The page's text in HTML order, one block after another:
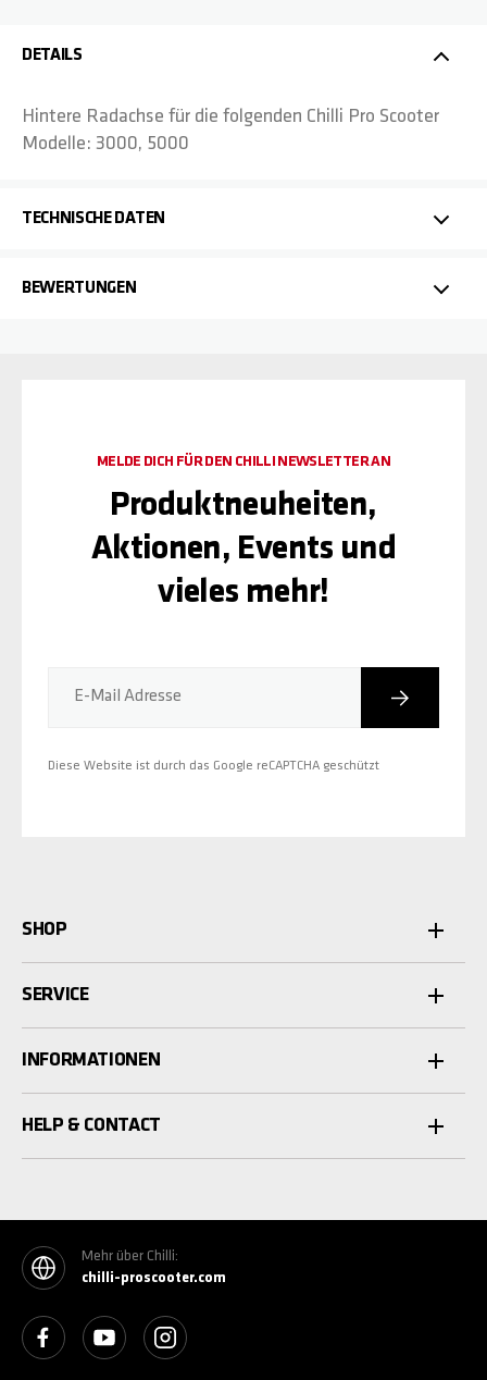
DETAILS
Hintere Radachse für die folgenden Chilli Pro Scooter
Modelle: 3000, 5000
TECHNISCHE DATEN
BEWERTUNGEN
E-Mail Adresse
Diese Website ist durch das Google reCAPTCHA geschützt
MELDE DICH FÜR DEN CHILLI NEWSLETTER AN
Produktneuheiten,
Aktionen, Events und
vieles mehr!
SHOP
SERVICE
INFORMATIONEN
HELP & CONTACT
Mehr über Chilli:
chilli-proscooter.com
See our FacebookSee our YouTube channel
See our Instagram